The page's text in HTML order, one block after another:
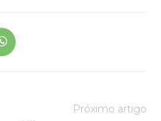
Próximo artigo